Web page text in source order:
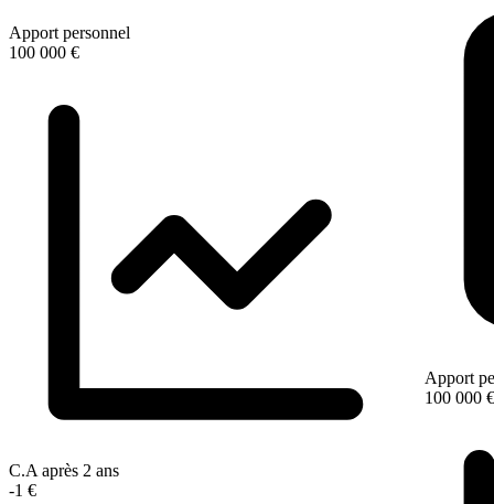
Apport personnel
100 000 €
C.A après 2 ans
-1 €
Apport
100 000 €